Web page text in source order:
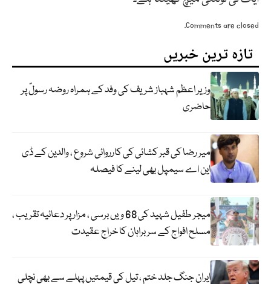
Comments are closed.
تازہ ترین خبریں
وزیر اعظم شہباز شریف کی وفد کے ہمراہ روضہ رسولؐ پر
حاضری
میر رضا کی قبر کشائی کی کارروائی شروع ، والدین کے ڈی
این اے سیمپل بھی لینے کا فیصلہ
میجر طفیل شہید کی 68 ویں برسی ، مزار پر دعائیہ تقریب ،
مسلح افواج کے سربراہان کا خراج عقیدت
ایران جنگ جلد ختم ، تیل کی قیمتیں پہلے سے بھی نچلی